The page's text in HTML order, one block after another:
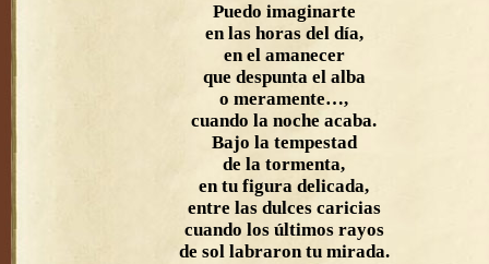
Puedo imaginarte
en las horas del día,
en el amanecer
que despunta el alba
o meramente…,
cuando la noche acaba.
Bajo la tempestad
de la tormenta,
en tu figura delicada,
entre las dulces caricias
cuando los últimos rayos
de sol labraron tu mirada.